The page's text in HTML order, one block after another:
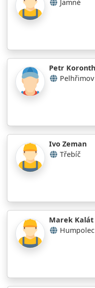
Jamné
Petr
Pelhřimov
Ivo Zeman
Třebíč
Marek Kalát
Humpolec